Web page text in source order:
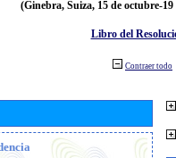
(Ginebra, Suiza, 15 de octubre-19
Libro del
Contraer todo